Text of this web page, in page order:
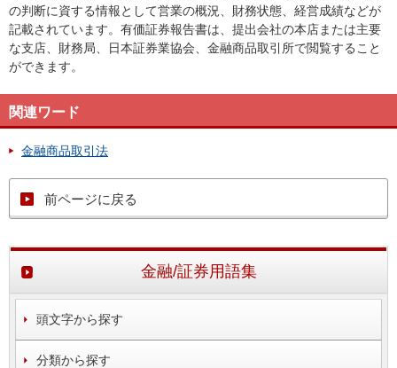
の判断に資する情報として営業の概況、財務状態、経営成績などが
記載されています。有価証券報告書は、提出会社の本店または主要
な支店、財務局、日本証券業協会、金融商品取引所で閲覧すること
ができます。
関連ワード
金融商品取引法
前ページに戻る
金融/証券用語集
頭文字から探す
分類から探す